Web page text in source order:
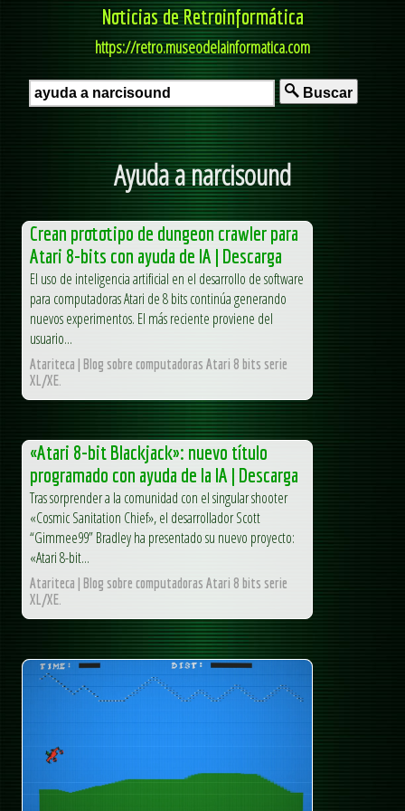
Noticias de Retroinformática
https://retro.museodelainformatica.com
Buscar
Ayuda a narcisound
Crean prototipo de dungeon crawler para
Atari 8-bits con ayuda de IA | Descarga
El uso de inteligencia artificial en el desarrollo de software
para computadoras Atari de 8 bits continúa generando
nuevos experimentos. El más reciente proviene del
usuario...
Atariteca | Blog sobre computadoras Atari 8 bits serie
XL/XE.
«Atari 8-bit Blackjack»: nuevo título
programado con ayuda de la IA | Descarga
Tras sorprender a la comunidad con el singular shooter
«Cosmic Sanitation Chief», el desarrollador Scott
“Gimmee99” Bradley ha presentado su nuevo proyecto:
«Atari 8-bit...
Atariteca | Blog sobre computadoras Atari 8 bits serie
XL/XE.